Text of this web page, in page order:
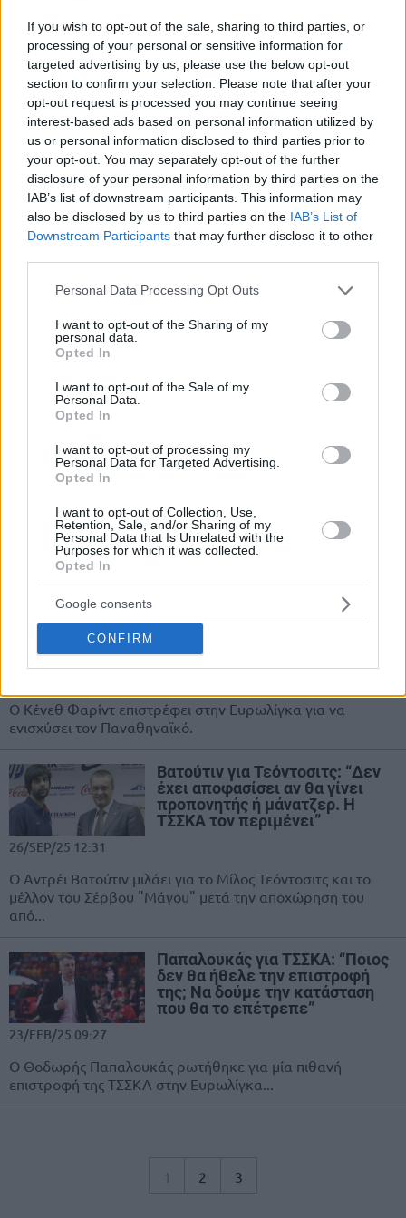
If you wish to opt-out of the sale, sharing to third parties, or
processing of your personal or sensitive information for
targeted advertising by us, please use the below opt-out
section to confirm your selection. Please note that after your
opt-out request is processed you may continue seeing
interest-based ads based on personal information utilized by
us or personal information disclosed to third parties prior to
your opt-out. You may separately opt-out of the further
disclosure of your personal information by third parties on the
IAB’s list of downstream participants. This information may
also be disclosed by us to third parties on the IAB’s List of
Downstream Participants that may further disclose it to other
Please note that this website/app uses one or more Google
not limited to your visit or usage behaviour. You may click to
grant or deny consent to Google and its third-party tags to
use your data for below specified purposes in below Google
consent section.
Personal Data Processing Opt Outs
I want to opt-out of the Sharing of my
personal data.
Opted In
I want to opt-out of the Sale of my
Personal Data.
Opted In
I want to opt-out of processing my
Personal Data for Targeted Advertising.
Opted In
I want to opt-out of Collection, Use,
Retention, Sale, and/or Sharing of my
Personal Data that Is Unrelated with the
Purposes for which it was collected.
Opted In
Google consents
CONFIRM
Κούσενκο για Παπαλουκά:
“Έλληνας στα συναισθήματα,
Βίκινγκ στην ψυχή”
25/APR/26 10:09
Ο άλλοτε τζένεραλ μάνατζερ της ΤΣΣΚΑ Μόσχας, Σεργκέι
Κούσενκο, μίλησε με άκρως κολακευτικά λόγια για τα
ψυχικά χαρίσματα που...
Παπαλουκάς: “Δεν ξεκινούσα
βασικός, αλλά το πιο σημαντικό
ήταν να τελειώνω τον αγώνα
19/APR/26 12:42
Ο Θοδωρής Παπαλουκάς για τη "χρυσή" εποχή στην
ΤΣΣΚΑ Μόσχας, τη λαμπρή καριέρα στα παρκέ και τη ζωή
αποδυτήρια ήταν μία non stop
διασκέδαση”
O Σεργκέι Πανόφ θυμάται την εποχή όπου έπαιζε
συμπαίκτης με τον Θοδωρή Παπαλουκά και εξιστορεί μια
απίθανη ιστορία στους...
Κένεθ Φαρίντ: Συμπαίκτης με
Γκριγκόνις, Μιλουτίνοφ στην
Φουρνιέ, Παπ στους Νάγκετς
Ο Κένεθ Φαρίντ επιστρέφει στην Ευρωλίγκα για να
ενισχύσει τον Παναθηναϊκό.
Βατούτιν για Τεόντοσιτς: “Δεν
έχει αποφασίσει αν θα γίνει
προπονητής ή μάνατζερ. Η
ΤΣΣΚΑ τον περιμένει”
26/SEP/25 12:31
Ο Αντρέι Βατούτιν μιλάει για το Μίλος Τεόντοσιτς και το
μέλλον του Σέρβου "Μάγου" μετά την αποχώρηση του
από...
Παπαλουκάς για ΤΣΣΚΑ: “Ποιος
δεν θα ήθελε την επιστροφή
της; Να δούμε την κατάσταση
που θα το επέτρεπε”
23/FEB/25 09:27
Ο Θοδωρής Παπαλουκάς ρωτήθηκε για μία πιθανή
επιστροφή της ΤΣΣΚΑ στην Ευρωλίγκα...
1 2 3